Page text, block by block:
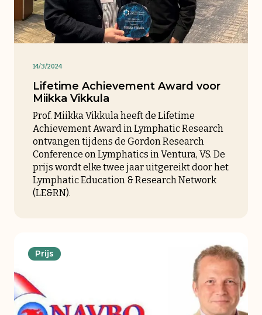
14/3/2024
Lifetime Achievement Award voor
Miikka Vikkula
Prof. Miikka Vikkula heeft de Lifetime
Achievement Award in Lymphatic Research
ontvangen tijdens de Gordon Research
Conference on Lymphatics in Ventura, VS. De
prijs wordt elke twee jaar uitgereikt door het
Lymphatic Education & Research Network
(LE&RN).
Prijs